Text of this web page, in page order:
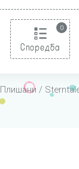
0
Споредба
Плишани /